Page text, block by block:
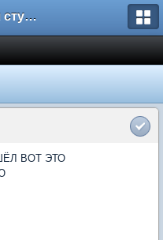
Форум для студента СГА
ВОТ ЭТО